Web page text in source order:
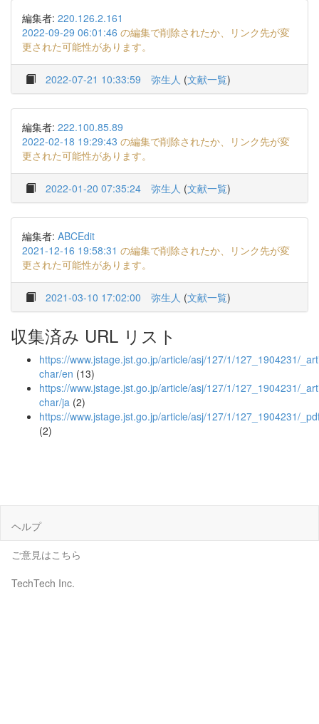
編集者: 220.126.2.161
2022-09-29 06:01:46 の編集で削除されたか、リンク先が変
更された可能性があります。
2022-07-21 10:33:59 弥生人 (文献一覧)
編集者: 222.100.85.89
2022-02-18 19:29:43 の編集で削除されたか、リンク先が変
更された可能性があります。
2022-01-20 07:35:24 弥生人 (文献一覧)
編集者: ABCEdit
2021-12-16 19:58:31 の編集で削除されたか、リンク先が変
更された可能性があります。
2021-03-10 17:02:00 弥生人 (文献一覧)
収集済み URL リスト
https://www.jstage.jst.go.jp/article/asj/127/1/127_1904231/
char/en (13)
https://www.jstage.jst.go.jp/article/asj/127/1/127_1904231/
char/ja (2)
https://www.jstage.jst.go.jp/article/asj/127/1/127_1904231/
(2)
ヘルプ
ご意見はこちら
TechTech Inc.